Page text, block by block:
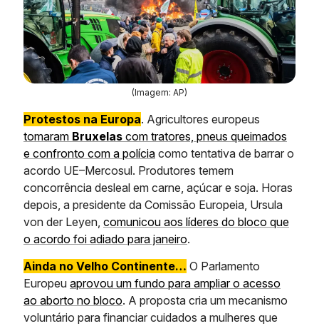
(Imagem: AP)
Protestos na Europa. Agricultores europeus
tomaram Bruxelas com tratores, pneus queimados
e confronto com a polícia como tentativa de barrar o
acordo UE–Mercosul. Produtores temem
concorrência desleal em carne, açúcar e soja. Horas
depois, a presidente da Comissão Europeia, Ursula
von der Leyen, comunicou aos líderes do bloco que
o acordo foi adiado para janeiro.
Ainda no Velho Continente… O Parlamento
Europeu aprovou um fundo para ampliar o acesso
ao aborto no bloco. A proposta cria um mecanismo
voluntário para financiar cuidados a mulheres que